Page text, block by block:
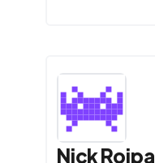
Nick Roipa